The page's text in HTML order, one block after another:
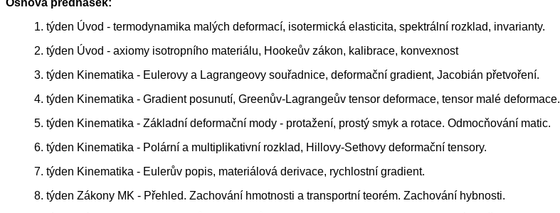
Osnova přednášek:
1. týden Úvod - termodynamika malých deformací, isotermická elasticita, spektrální rozklad, invarianty.
2. týden Úvod - axiomy isotropního materiálu, Hookeův zákon, kalibrace, konvexnost
3. týden Kinematika - Eulerovy a Lagrangeovy souřadnice, deformační gradient, Jacobián přetvoření.
4. týden Kinematika - Gradient posunutí, Greenův-Lagrangeův tensor deformace, tensor malé deformace.
5. týden Kinematika - Základní deformační mody - protažení, prostý smyk a rotace. Odmocňování matic.
6. týden Kinematika - Polární a multiplikativní rozklad, Hillovy-Sethovy deformační tensory.
7. týden Kinematika - Eulerův popis, materiálová derivace, rychlostní gradient.
8. týden Zákony MK - Přehled. Zachování hmotnosti a transportní teorém. Zachování hybnosti.